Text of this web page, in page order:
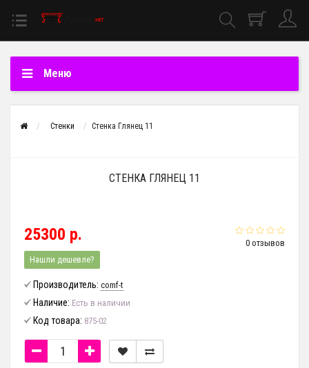
Меню
Стенки Стенка Глянец 11
СТЕНКА ГЛЯНЕЦ 11
0 отзывов
25300 р.
Нашли дешевле?
Производитель: comf-t
Наличие: Есть в наличии
Код товара: 875-02